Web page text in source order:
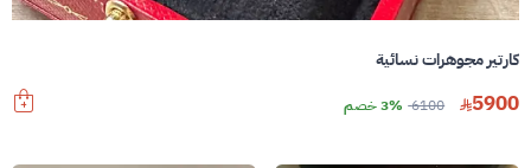
كارتير مجوهرات نسائية
5900
6100 3% خصم